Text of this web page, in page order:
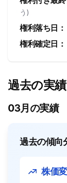
う)
権利落ち日：
権利確定日：
過去の実績
03月の実績
過去の傾向
株価